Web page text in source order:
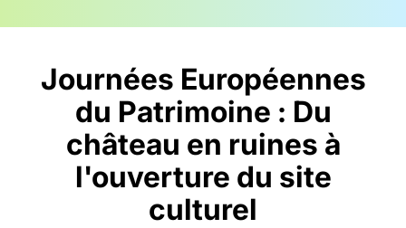
Journées Européennes
du Patrimoine : Du
château en ruines à
l'ouverture du site
culturel